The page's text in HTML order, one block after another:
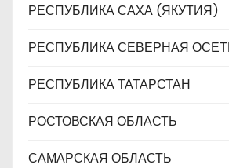
РЕСПУБЛИКА САХА (ЯКУТИЯ)
РЕСПУБЛИКА СЕВЕРНАЯ
РЕСПУБЛИКА ТАТАРСТАН
РОСТОВСКАЯ ОБЛАСТЬ
САМАРСКАЯ ОБЛАСТЬ